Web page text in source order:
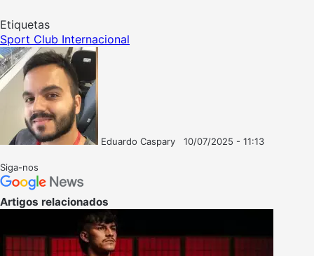
Etiquetas
Sport Club Internacional
Eduardo Caspary
10/07/2025 - 11:13
Siga-nos
Artigos relacionados